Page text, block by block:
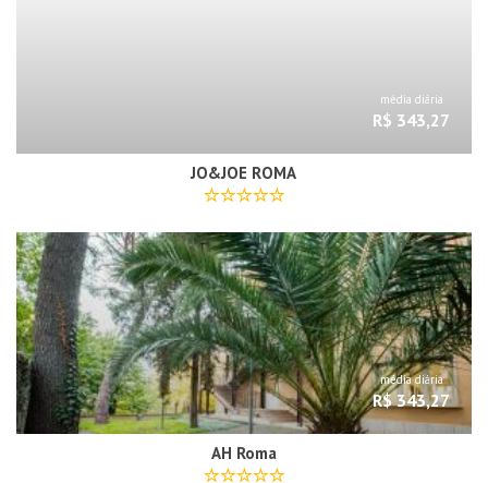
média diária
R$ 343,27
JO&JOE ROMA
média diária
R$ 343,27
AH Roma